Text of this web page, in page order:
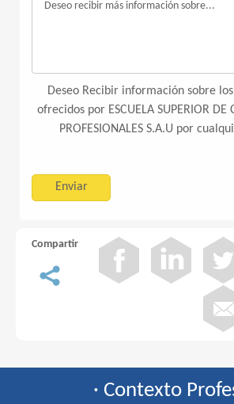
Deseo Recibir información sobre
ofrecidos por ESCUELA SUPERIOR DE
PROFESIONALES S.A.U por
Compartir
· Contexto